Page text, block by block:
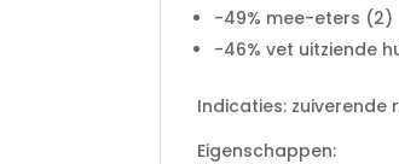
-49% mee-eters (2)
-46% vet uitziende
Indicaties:
Eigenschappen: